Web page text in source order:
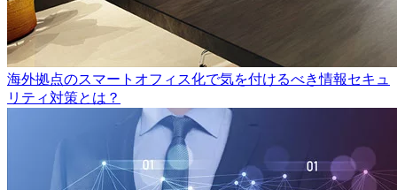
海外拠点のスマートオフィス化で気を付けるべき情報セキュ
リティ対策とは？